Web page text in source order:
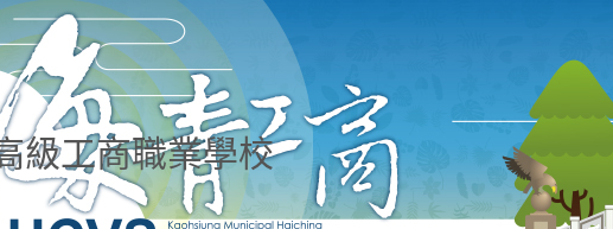
級工商職業學校